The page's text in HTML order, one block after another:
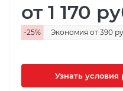
от 1 170
-25% Экономия от 390
Узнать